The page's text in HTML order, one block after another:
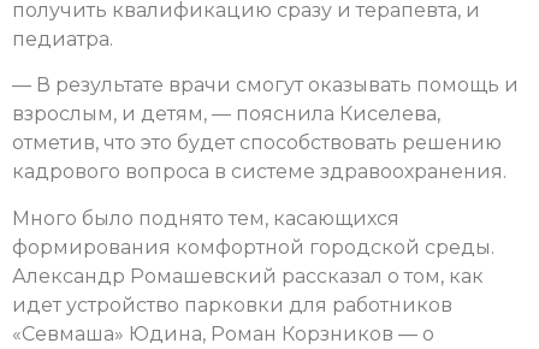
получить квалификацию сразу и терапевта, и
педиатра.
— В результате врачи смогут оказывать помощь и
взрослым, и детям, — пояснила Киселева,
отметив, что это будет способствовать решению
кадрового вопроса в системе здравоохранения.
Много было поднято тем, касающихся
формирования комфортной городской среды.
Александр Ромашевский рассказал о том, как
идет устройство парковки для работников
«Севмаша» Юдина, Роман Корзников — о